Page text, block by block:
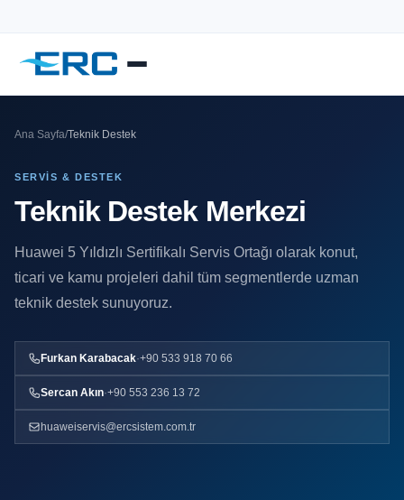
Ana Sayfa/Teknik Destek
SERVIS & DESTEK
Teknik Destek Merkezi
Huawei 5 Yıldızlı Sertifikalı Servis Ortağı olarak konut,
ticari ve kamu projeleri dahil tüm segmentlerde uzman
teknik destek sunuyoruz.
Furkan Karabacak·+90 533 918 70 66
Sercan Akın·+90 553 236 13 72
huaweiservis@ercsistem.com.tr